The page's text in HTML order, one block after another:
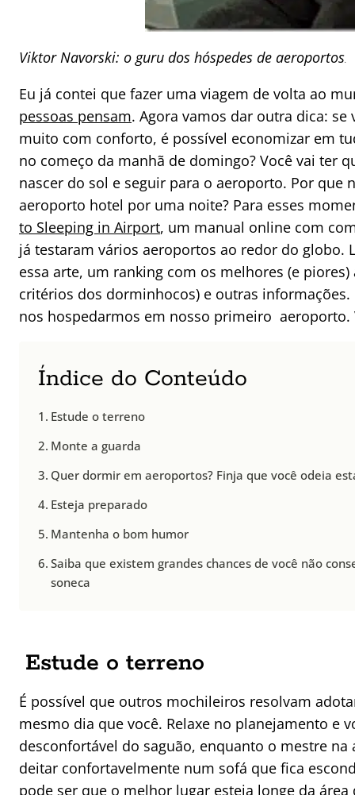
Viktor Navorski: o guru dos hóspedes de aeroportos.
Eu já contei que fazer uma viagem de volta ao
pessoas pensam. Agora vamos dar outra dica:
muito com conforto, é possível economizar em
no começo da manhã de domingo? Você vai ter
nascer do sol e seguir para o aeroporto. Por que
aeroporto hotel por uma noite? Para esses
to Sleeping in Airport, um manual online com
já testaram vários aeroportos ao redor do globo.
essa arte, um ranking com os melhores (e
critérios dos dorminhocos) e outras
nos hospedarmos em nosso primeiro aeroporto.
Índice do Conteúdo
Estude o terreno
Monte a guarda
Quer dormir em aeroportos? Finja que você odeia
Esteja preparado
Mantenha o bom humor
Saiba que existem grandes chances de você não
soneca
Estude o terreno
É possível que outros mochileiros resolvam
mesmo dia que você. Relaxe no planejamento e
desconfortável do saguão, enquanto o mestre
deitar confortavelmente num sofá que fica
pode ser que o melhor lugar esteja longe da